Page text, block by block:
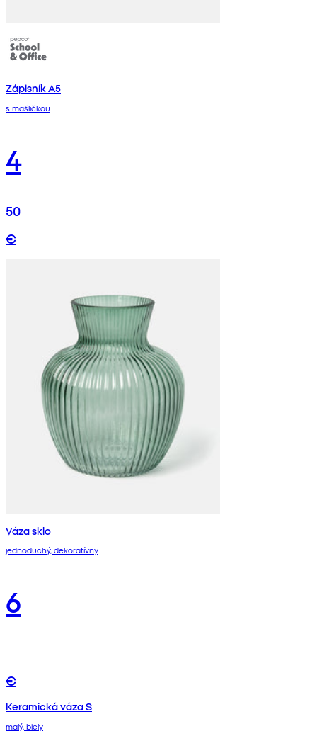
Zápisník A5
s mašličkou
4
50
€
Váza sklo
jednoduchý, dekoratívny
6
€
Keramická váza S
malý, biely